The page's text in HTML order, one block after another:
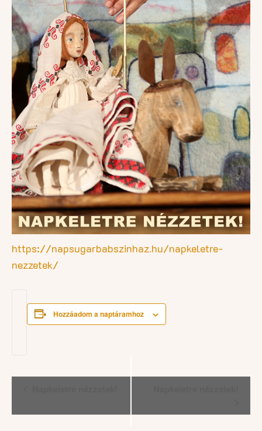
https://napsugarbabszinhaz.hu/napkeletre-
nezzetek/
Hozzáadom a naptáramhoz
Esemény